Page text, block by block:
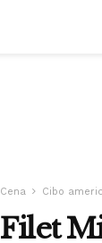
Cena Cibo
Filet